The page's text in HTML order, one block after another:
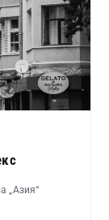
„Азия“